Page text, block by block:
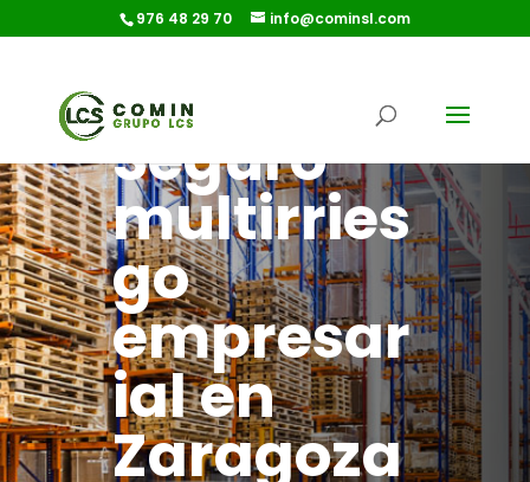
976 48 29 70 info@cominsl.com
Seguro
multirries
go
empresar
ial en
Zaragoza